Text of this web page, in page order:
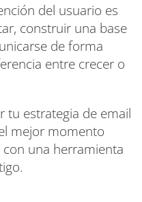
del usuario es
construir una base
de forma
entre crecer o
tu estrategia de email
mejor momento
una herramienta